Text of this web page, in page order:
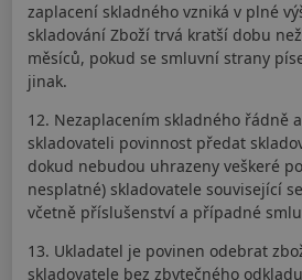
zaplacení skladného vzniká v plné
skladování Zboží trvá kratší dobu
měsíců, pokud se smluvní strany
jinak.
12. Nezaplacením skladného řádně
skladovateli povinnost předat
dokud nebudou uhrazeny veškeré
nesplatné) skladovatele související
včetně příslušenství a případné
13. Ukladatel je povinen odebrat
skladovatele bez zbytečného